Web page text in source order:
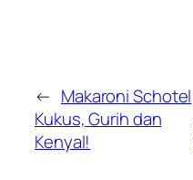
← Makaroni Schotel
Kukus, Gurih dan
Kenyal!